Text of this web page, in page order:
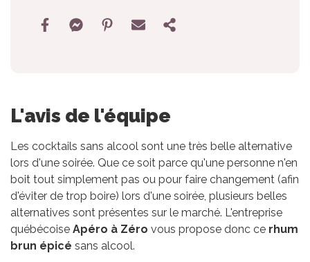
L'avis de l'équipe
Les cocktails sans alcool sont une très belle alternative
lors d'une soirée. Que ce soit parce qu'une personne n'en
boit tout simplement pas ou pour faire changement (afin
d'éviter de trop boire) lors d'une soirée, plusieurs belles
alternatives sont présentes sur le marché. L'entreprise
québécoise Apéro à Zéro vous propose donc ce rhum
brun épicé sans alcool.